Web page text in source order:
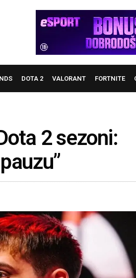
DOTA 2 VALORANT FORTNITE
2 sezoni: